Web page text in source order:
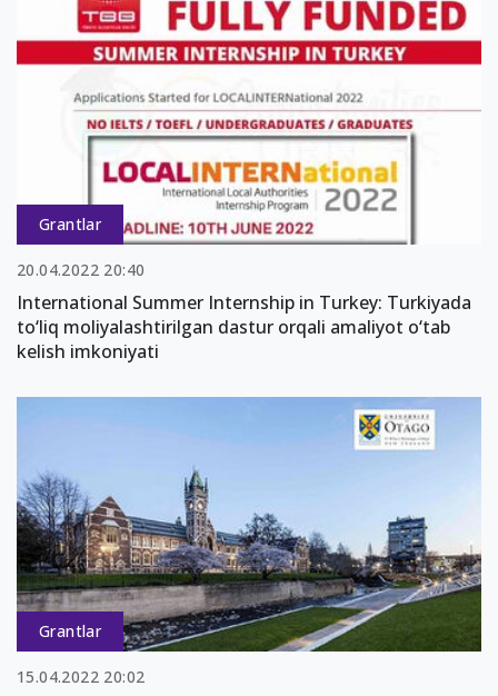
Grantlar
20.04.2022 20:40
International Summer Internship in Turkey: Turkiyada
to‘liq moliyalashtirilgan dastur orqali amaliyot o‘tab
kelish imkoniyati
Grantlar
15.04.2022 20:02